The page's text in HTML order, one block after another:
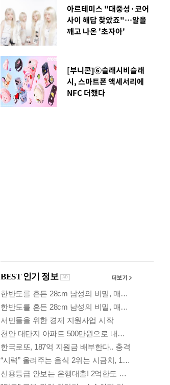
아르테미스 "대중성·코어
사이 해답 찾았죠"…알을
깨고 나온 '초자아'
[부니콘]⑥슬래시비슬래
시, 스마트폰 액세서리에
NFC 더했다